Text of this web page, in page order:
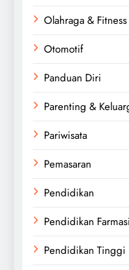
Olahraga & Fitness
Otomotif
Panduan Diri
Parenting &
Pariwisata
Pemasaran
Pendidikan
Pendidikan Farmasi
Pendidikan Tinggi